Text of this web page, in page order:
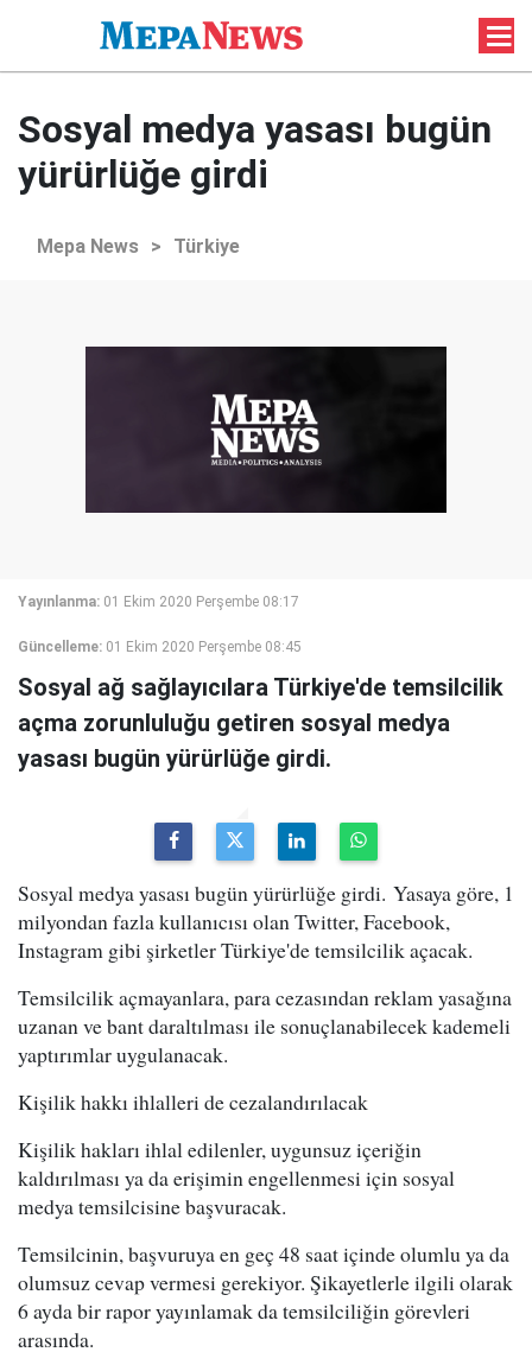
Sosyal medya yasası bugün
yürürlüğe girdi
Mepa News > Türkiye
Yayınlanma: 01 Ekim 2020 Perşembe 08:17
Güncelleme: 01 Ekim 2020 Perşembe 08:45
Sosyal ağ sağlayıcılara Türkiye'de temsilcilik
açma zorunluluğu getiren sosyal medya
yasası bugün yürürlüğe girdi.
Sosyal medya yasası bugün yürürlüğe girdi. Yasaya göre, 1
milyondan fazla kullanıcısı olan Twitter, Facebook,
Instagram gibi şirketler Türkiye'de temsilcilik açacak.
Temsilcilik açmayanlara, para cezasından reklam yasağına
uzanan ve bant daraltılması ile sonuçlanabilecek kademeli
yaptırımlar uygulanacak.
Kişilik hakkı ihlalleri de cezalandırılacak
Kişilik hakları ihlal edilenler, uygunsuz içeriğin
kaldırılması ya da erişimin engellenmesi için sosyal
medya temsilcisine başvuracak.
Temsilcinin, başvuruya en geç 48 saat içinde olumlu ya da
olumsuz cevap vermesi gerekiyor. Şikayetlerle ilgili olarak
6 ayda bir rapor yayınlamak da temsilciliğin görevleri
arasında.